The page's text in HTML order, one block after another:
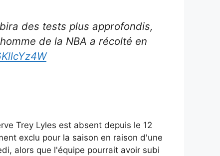
des tests plus approfondis,
de la NBA a récolté en
Trey Lyles est absent depuis le 12
exclu pour la saison en raison d'une
alors que l'équipe pourrait avoir subi